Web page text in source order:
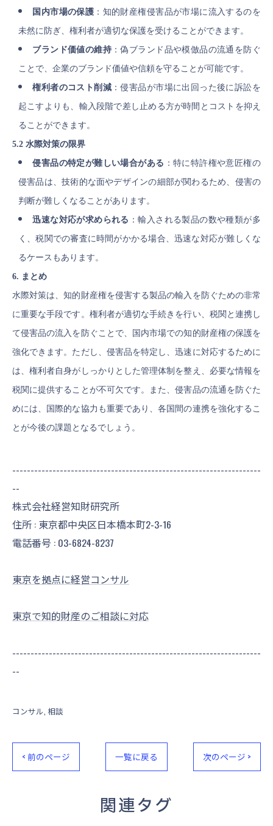
国内市場の保護 ：知的財産権侵害品が市場に流入するのを
未然に防ぎ、権利者が適切な保護を受けることができます。
ブランド価値の維持 ：偽ブランド品や模倣品の流通を防ぐ
ことで、企業のブランド価値や信頼を守ることが可能です。
権利者のコスト削減 ：侵害品が市場に出回った後に訴訟を
起こすよりも、輸入段階で差し止める方が時間とコストを抑え
ることができます。
5.2 水際対策の限界
侵害品の特定が難しい場合がある ：特に特許権や意匠権の
侵害品は、技術的な面やデザインの細部が関わるため、侵害の
判断が難しくなることがあります。
迅速な対応が求められる ：輸入される製品の数や種類が多
く、税関での審査に時間がかかる場合、迅速な対応が難しくな
るケースもあります。
6. まとめ
水際対策は、知的財産権を侵害する製品の輸入を防ぐための非常
に重要な手段です。権利者が適切な手続きを行い、税関と連携し
て侵害品の流入を防ぐことで、国内市場での知的財産権の保護を
強化できます。ただし、侵害品を特定し、迅速に対応するために
は、権利者自身がしっかりとした管理体制を整え、必要な情報を
税関に提供することが不可欠です。また、侵害品の流通を防ぐた
めには、国際的な協力も重要であり、各国間の連携を強化するこ
とが今後の課題となるでしょう。
--------------------------------------------------------------------
--
株式会社経営知財研究所
住所 : 東京都中央区日本橋本町2-3-16
電話番号 : 03-6824-8237
東京を拠点に経営コンサル
東京で知的財産のご相談に対応
--------------------------------------------------------------------
--
コンサル 相談
< 前のページ 一覧に戻る 次のページ >
関連タグ